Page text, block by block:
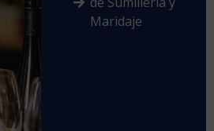
Maridaje